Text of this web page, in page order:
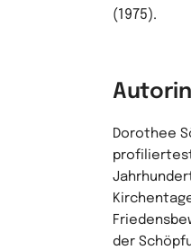
(1975).
Autorin
Dorothee
der